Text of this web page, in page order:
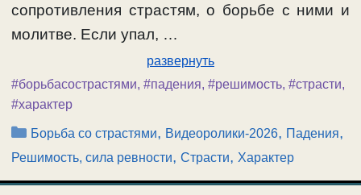
сопротивления страстям, о борьбе с ними и
молитве. Если упал, …
развернуть
#борьбасострастями, #падения, #решимость, #страсти,
#характер
Рубрики
Борьба со страстями, Видеоролики-2026, Падения,
Решимость, сила ревности, Страсти, Характер